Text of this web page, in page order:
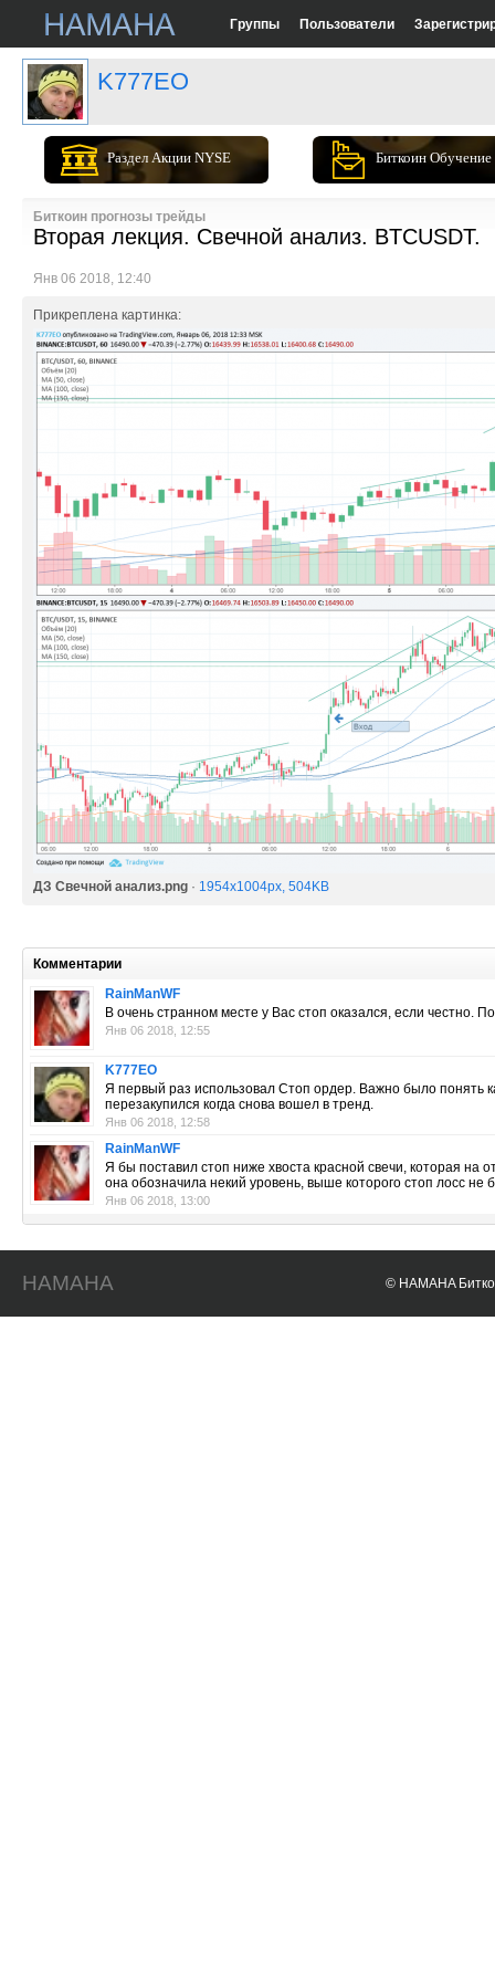
Группы Пользователи
K777EO
Раздел Акции NYSE Биткоин Обучение
Биткоин прогнозы трейды
Вторая лекция. Свечной анализ. BTCUSDT.
Янв 06 2018, 12:40
Прикреплена картинка:
ДЗ Свечной анализ.png · 1954x1004px, 504KB
Комментарии
RainManWF
В очень странном месте у Вас стоп оказался, если честно.
Янв 06 2018, 12:55
K777EO
Я первый раз использовал Стоп ордер. Важно было понять
перезакупился когда снова вошел в тренд.
Янв 06 2018, 12:58
RainManWF
Я бы поставил стоп ниже хвоста красной свечи, которая на
она обозначила некий уровень, выше которого стоп лосс не
Янв 06 2018, 13:00
HAMAHA © HAMAHA